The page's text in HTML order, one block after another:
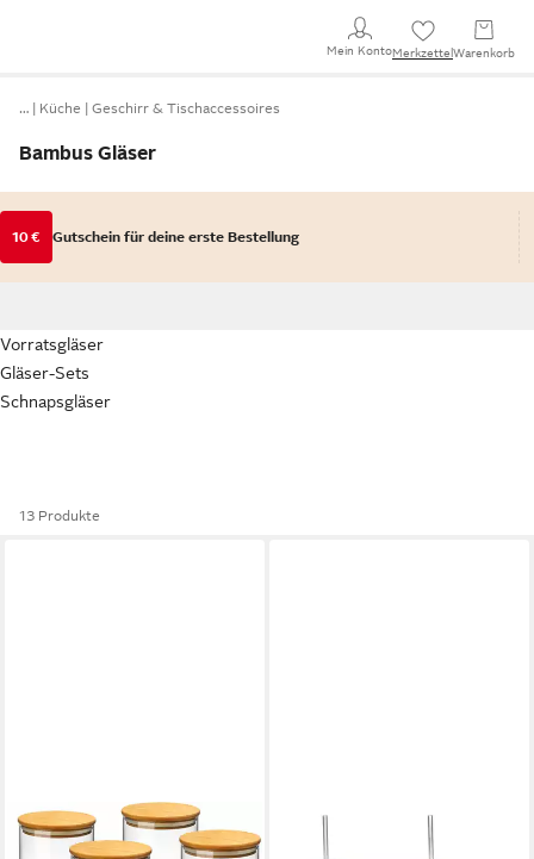
Mein KontoMerkzettel Warenkorb
… Küche Geschirr & Tischaccessoires
Bambus Gläser
10 € Gutschein für deine erste Bestellung
Vorratsgläser
Gläser-Sets
Schnapsgläser
13 Produkte
VAN WELL
Vorratsglas Vorratsdose Ella,
ZELLER PRESENT
Gläser-Set